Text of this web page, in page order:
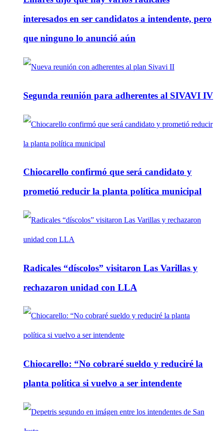
interesados en ser candidatos a intendente, pero
que ninguno lo anunció aún
Segunda reunión para adherentes al SIVAVI IV
Chiocarello confirmó que será candidato y
prometió reducir la planta política municipal
Radicales “díscolos” visitaron Las Varillas y
rechazaron unidad con LLA
Chiocarello: “No cobraré sueldo y reduciré la
planta política si vuelvo a ser intendente